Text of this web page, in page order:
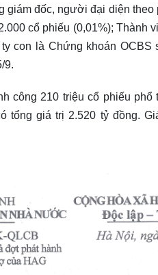
giám đốc, người đại diện
cổ phiếu (0,01%); Thành
con là Chứng khoán
9.
công 210 triệu cổ phiếu
tổng giá trị 2.520 tỷ đồng.